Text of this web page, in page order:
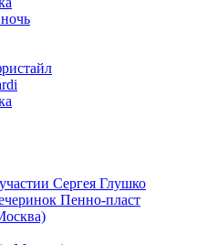
Сергея Глушко
Пенно-пласт